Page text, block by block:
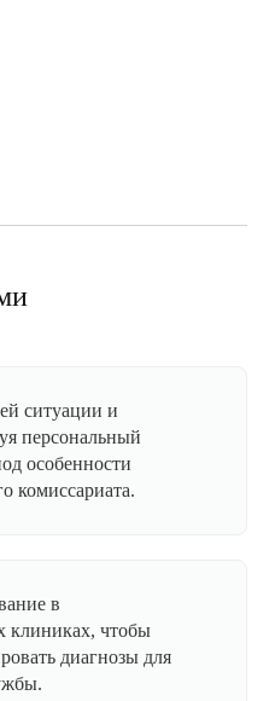
ситуации и
персональный
особенности
комиссариата.
в
клиниках, чтобы
диагнозы для